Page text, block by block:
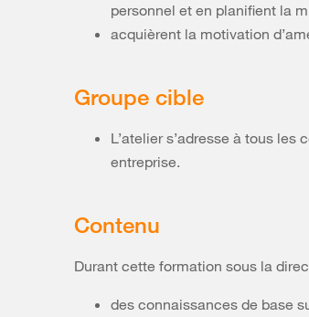
personnel et en planifient la
acquièrent la motivation
Groupe cible
L’atelier s’adresse à tous
entreprise.
Contenu
Durant cette formation sous la
des connaissances de base